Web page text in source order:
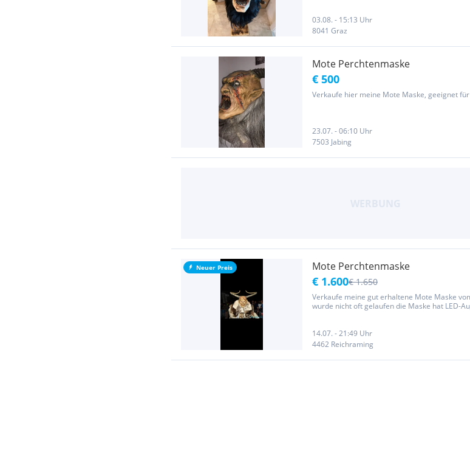
03.08. - 15:13 Uhr
8041 Graz
Mote Perchtenmaske
€ 500
Verkaufe hier meine Mote Maske, geeignet
23.07. - 06:10 Uhr
7503 Jabing
Neuer Preis Mote Perchtenmaske
€ 1.600€ 1.650
Verkaufe meine gut erhaltene Mote Maske
wurde nicht oft gelaufen die Maske hat LED-
14.07. - 21:49 Uhr
4462 Reichraming